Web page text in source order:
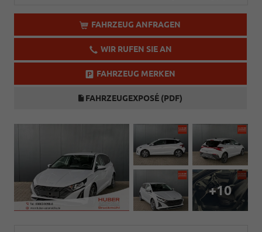
FAHRZEUG ANFRAGEN
WIR RUFEN SIE AN
FAHRZEUG MERKEN
FAHRZEUGEXPOSÉ (PDF)
+10